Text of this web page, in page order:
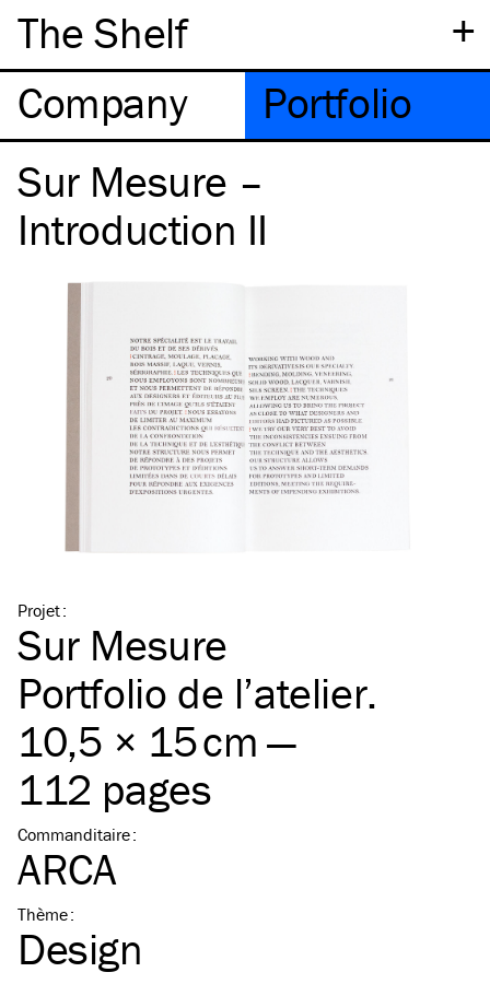
+
The Shelf
Company
Portfolio
Sur Mesure –
Introduction II
Projet:
Sur Mesure
Portfolio de l’atelier.
10,5 × 15 cm —
112 pages
Commanditaire:
ARCA
Thème:
Design